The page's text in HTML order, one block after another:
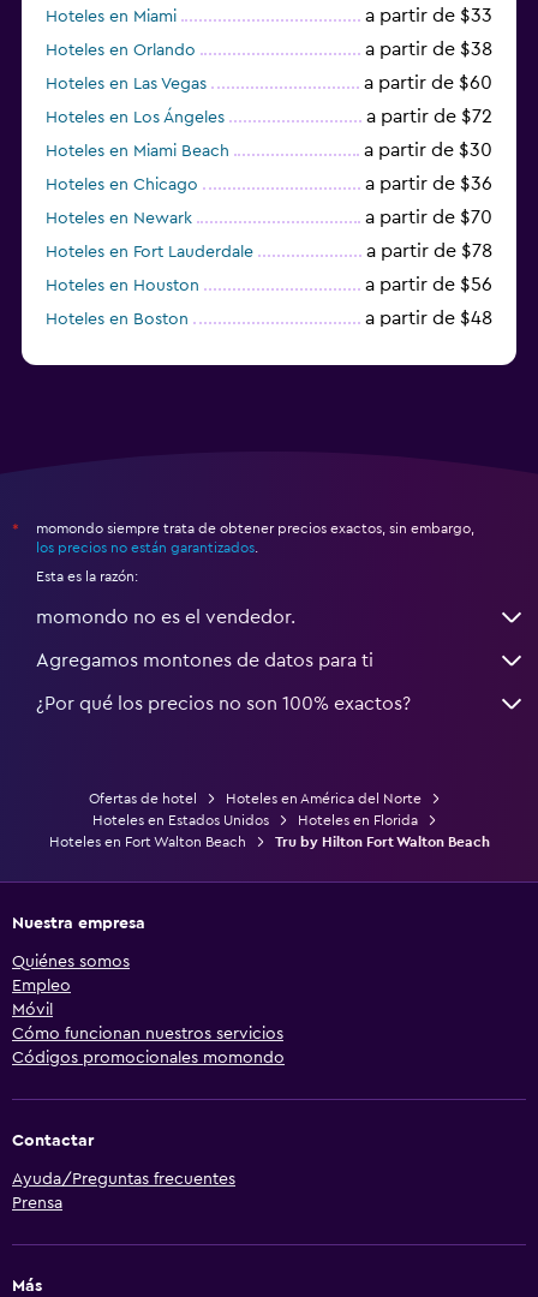
Hoteles en Miami a partir de $33
Hoteles en Orlando a partir de $38
Hoteles en Las Vegas a partir de $60
Hoteles en Los Ángeles a partir de $72
Hoteles en Miami Beach a partir de $30
Hoteles en Chicago a partir de $36
Hoteles en Newark a partir de $70
Hoteles en Fort Lauderdale a partir de $78
Hoteles en Houston a partir de $56
Hoteles en Boston a partir de $48
*
momondo siempre trata de obtener precios exactos, sin embargo,
los precios no están garantizados
Esta es la razón:
momondo no es el vendedor.
Agregamos montones de datos para ti
¿Por qué los precios no son 100% exactos?
Ofertas de hotel
Hoteles en América del Norte
Hoteles en Estados Unidos
Hoteles en Florida
Hoteles en Fort Walton Beach
Tru by Hilton Fort Walton Beach
Nuestra empresa
Quiénes somos
Empleo
Móvil
Cómo funcionan nuestros servicios
Códigos promocionales momondo
Contactar
Ayuda/Preguntas frecuentes
Prensa
Más